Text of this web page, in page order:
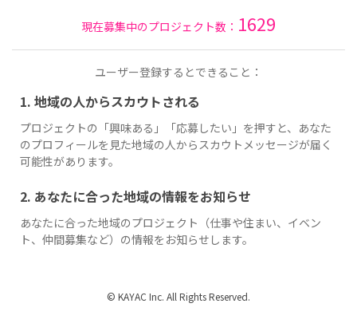
現在募集中のプロジェクト数： 1629
ユーザー登録するとできること：
1. 地域の人からスカウトされる
プロジェクトの「興味ある」「応募したい」を押すと、あなた
のプロフィールを見た地域の人からスカウトメッセージが届く
可能性があります。
2. あなたに合った地域の情報をお知らせ
あなたに合った地域のプロジェクト（仕事や住まい、イベン
ト、仲間募集など）の情報をお知らせします。
© KAYAC Inc. All Rights Reserved.